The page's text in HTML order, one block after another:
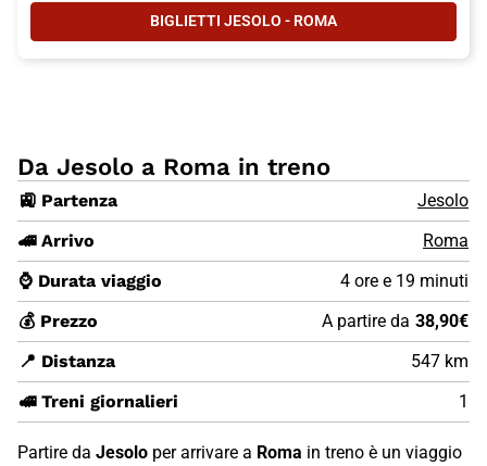
BIGLIETTI JESOLO - ROMA
Da Jesolo a Roma in treno
🚉 Partenza
Jesolo
🚄 Arrivo
Roma
⌚ Durata viaggio
4 ore e 19 minuti
💰 Prezzo
A partire da 38,90€
📍 Distanza
547 km
🚅 Treni giornalieri
1
Partire da Jesolo per arrivare a Roma in treno è un viaggio